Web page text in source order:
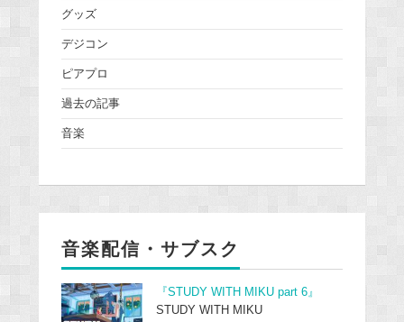
グッズ
デジコン
ピアプロ
過去の記事
音楽
音楽配信・サブスク
『STUDY WITH MIKU part 6』
STUDY WITH MIKU